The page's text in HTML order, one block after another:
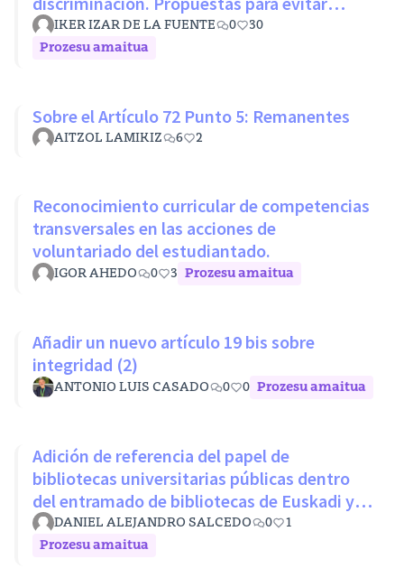
desigualdades estructurales
IKER IZAR DE LA FUENTE 0
30
Prozesu amaitua
Sobre el Artículo 72 Punto 5: Remanentes
AITZOL LAMIKIZ 6 2
Reconocimiento curricular de competencias
transversales en las acciones de
voluntariado del estudiantado.
IGOR AHEDO 0 3 Prozesu amaitua
Añadir un nuevo artículo 19 bis sobre
integridad (2)
ANTONIO LUIS CASADO 0 0 Prozesu amaitua
Adición de referencia del papel de
bibliotecas universitarias públicas dentro
del entramado de bibliotecas de Euskadi y
RLPE (Ley 11/2007 26 octubre)
DANIEL ALEJANDRO SALCEDO 0
1
Prozesu amaitua